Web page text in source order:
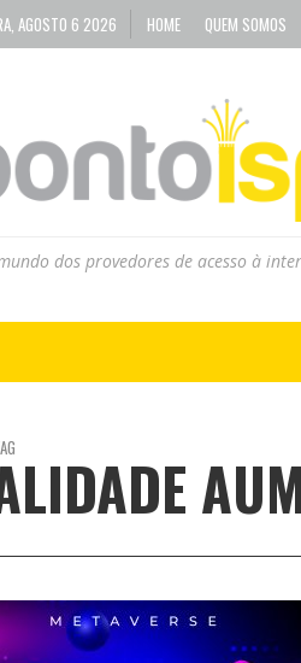
AGOSTO 6 2026 HOME QUEM SOMOS
dos provedores de acesso à